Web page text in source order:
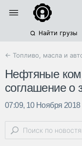
Найти грузы
← Топливо, масла и
Нефтяные
соглашение о
07:09, 10 Ноября 2018